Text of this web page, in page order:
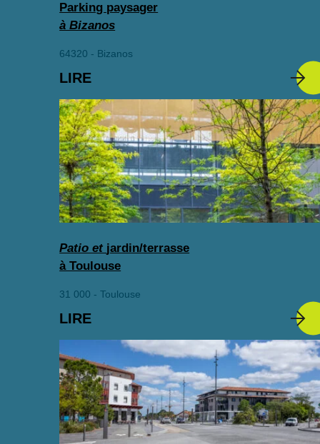
Parking paysager
à Bizanos
64320 - Bizanos
LIRE
Patio et jardin/terrasse
à Toulouse
31 000 - Toulouse
LIRE